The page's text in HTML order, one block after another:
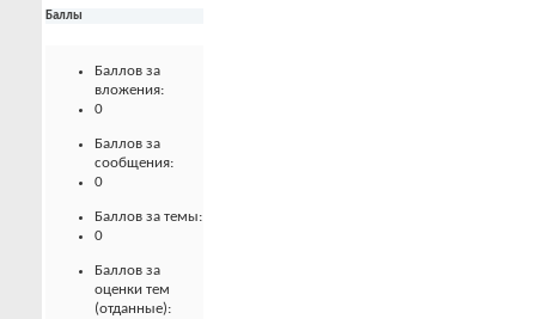
Баллы
Баллов за
вложения:
0
Баллов за
сообщения:
0
Баллов за темы:
0
Баллов за
оценки тем
(отданные):